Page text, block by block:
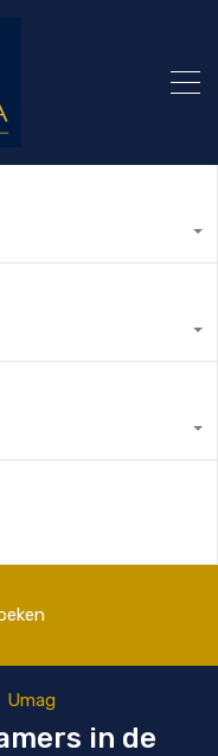
Umag
in de